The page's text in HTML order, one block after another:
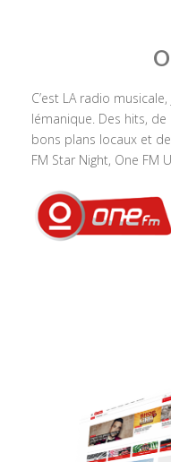
C’est LA radio
lémanique. Des hits,
bons plans locaux et
FM Star Night, One FM